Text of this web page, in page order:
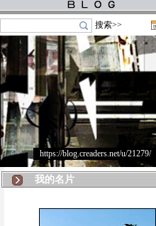
搜索>>
https://blog.creaders.net/u/21279/>
我的名片